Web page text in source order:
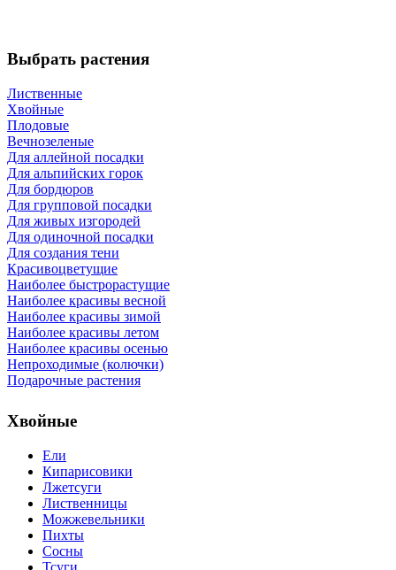
Выбрать растения
Лиственные
Хвойные
Плодовые
Вечнозеленые
Для аллейной посадки
Для альпийских горок
Для бордюров
Для групповой посадки
Для живых изгородей
Для одиночной посадки
Для создания тени
Красивоцветущие
Наиболее быстрорастущие
Наиболее красивы весной
Наиболее красивы зимой
Наиболее красивы летом
Наиболее красивы осенью
Непроходимые (колючки)
Подарочные растения
Хвойные
Ели
Кипарисовики
Лжетсуги
Лиственницы
Можжевельники
Пихты
Сосны
Тсуги